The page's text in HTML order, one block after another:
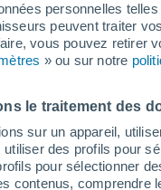
personnelles
peuvent traiter
vous pouvez retirer
» ou sur notre
le traitement des
sur un appareil,
des profils pour
pour sélectionner
contenus,
heure Actualité Carte
11 Août